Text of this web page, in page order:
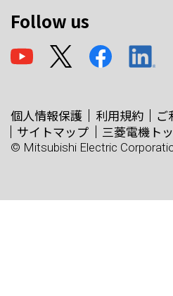
Follow us
個人情報保護 利用規約
ご
サイトマップ
三菱電機ト
© Mitsubishi Electric